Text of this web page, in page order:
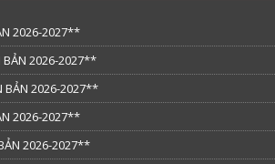
2026-2027**
BẢN 2026-2027**
BẢN 2026-2027**
2026-2027**
2026-2027**